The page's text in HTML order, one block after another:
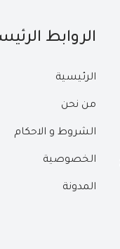
الروابط
الرئيسية
من نحن
الشروط و الاحكام
الخصوصية
المدونة